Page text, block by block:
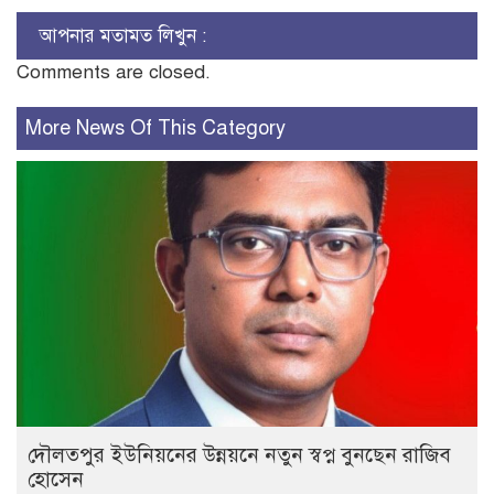
আপনার মতামত লিখুন :
Comments are closed.
More News Of This Category
দৌলতপুর ইউনিয়নের উন্নয়নে নতুন স্বপ্ন বুনছেন রাজিব
হোসেন